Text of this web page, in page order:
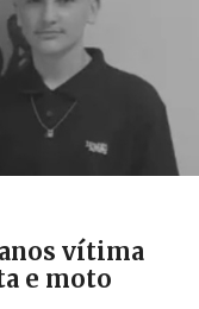
vítima
e moto